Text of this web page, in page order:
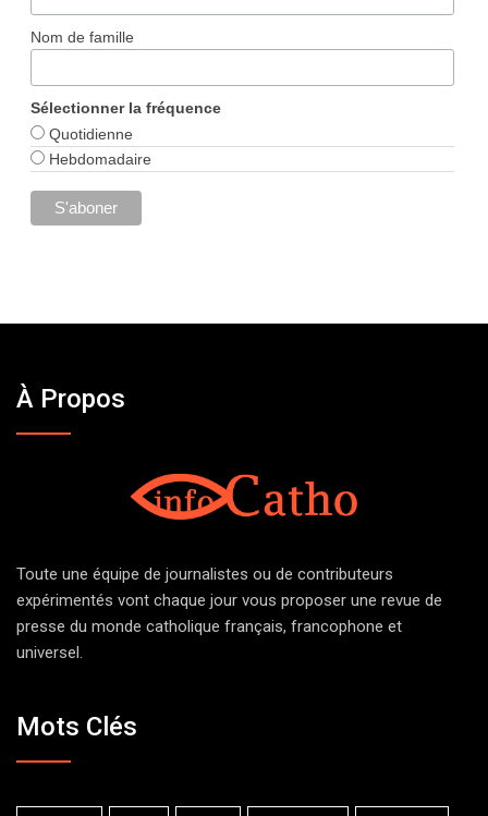
Nom de famille
Sélectionner la fréquence
Quotidienne
Hebdomadaire
À Propos
Toute une équipe de journalistes ou de contributeurs
expérimentés vont chaque jour vous proposer une revue de
presse du monde catholique français, francophone et
universel.
Mots Clés